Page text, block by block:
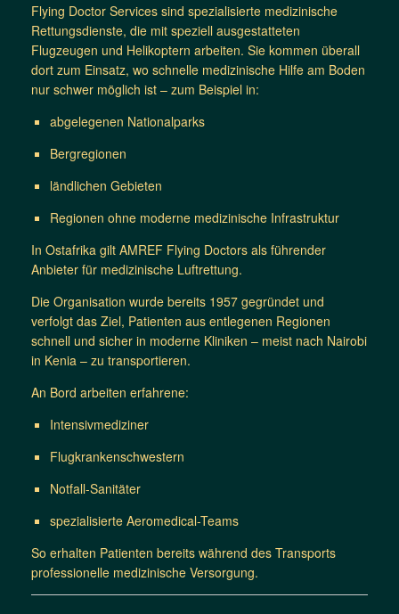
Flying Doctor Services sind spezialisierte medizinische
Rettungsdienste, die mit speziell ausgestatteten
Flugzeugen und Helikoptern arbeiten. Sie kommen überall
dort zum Einsatz, wo schnelle medizinische Hilfe am Boden
nur schwer möglich ist – zum Beispiel in:
abgelegenen Nationalparks
Bergregionen
ländlichen Gebieten
Regionen ohne moderne medizinische Infrastruktur
In Ostafrika gilt AMREF Flying Doctors als führender
Anbieter für medizinische Luftrettung.
Die Organisation wurde bereits 1957 gegründet und
verfolgt das Ziel, Patienten aus entlegenen Regionen
schnell und sicher in moderne Kliniken – meist nach Nairobi
in Kenia – zu transportieren.
An Bord arbeiten erfahrene:
Intensivmediziner
Flugkrankenschwestern
Notfall-Sanitäter
spezialisierte Aeromedical-Teams
So erhalten Patienten bereits während des Transports
professionelle medizinische Versorgung.